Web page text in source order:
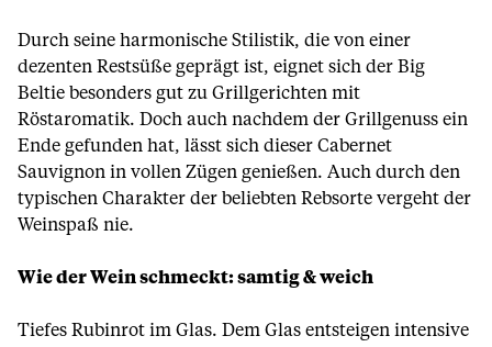
Durch seine harmonische Stilistik, die von einer
dezenten Restsüße geprägt ist, eignet sich der Big
Beltie besonders gut zu Grillgerichten mit
Röstaromatik. Doch auch nachdem der Grillgenuss ein
Ende gefunden hat, lässt sich dieser Cabernet
Sauvignon in vollen Zügen genießen. Auch durch den
typischen Charakter der beliebten Rebsorte vergeht der
Weinspaß nie.
Wie der Wein schmeckt: samtig & weich
Tiefes Rubinrot im Glas. Dem Glas entsteigen intensive